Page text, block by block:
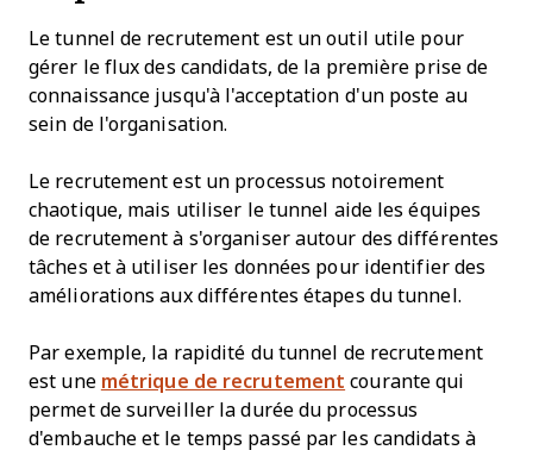
Le tunnel de recrutement est un outil utile pour
gérer le flux des candidats, de la première prise de
connaissance jusqu'à l'acceptation d'un poste au
sein de l'organisation.
Le recrutement est un processus notoirement
chaotique, mais utiliser le tunnel aide les équipes
de recrutement à s'organiser autour des différentes
tâches et à utiliser les données pour identifier des
améliorations aux différentes étapes du tunnel.
Par exemple, la rapidité du tunnel de recrutement
est une métrique de recrutement courante qui
permet de surveiller la durée du processus
d'embauche et le temps passé par les candidats à